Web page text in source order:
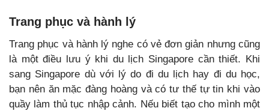
Trang phục và hành lý
Trang phục và hành lý nghe có vẻ đơn giản nhưng cũng
là một điều lưu ý khi du lịch Singapore cần thiết. Khi
sang Singapore dù với lý do đi du lịch hay đi du học,
bạn nên ăn mặc đàng hoàng và có tư thế tự tin khi vào
quầy làm thủ tục nhập cảnh. Nếu biết tạo cho mình một